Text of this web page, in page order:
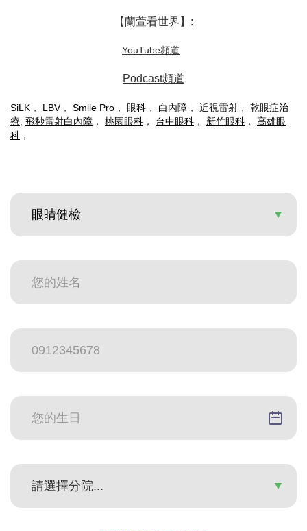
【蘭萱看世界】:
YouTube頻道
Podcast頻道
SiLK ， LBV， Smile Pro ， 眼科 ， 白內障 ， 近視雷射 ， 乾眼症治
療 飛秒雷射白內障 ， 桃園眼科 ， 台中眼科 ， 新竹眼科 ， 高雄眼
科 ，